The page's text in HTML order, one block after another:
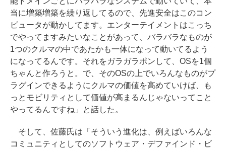
当に増築増築を繰り返してるので、先進安全はこのコン
ピュータが動かしてます。エンターテイメントはこっち
でやってますみたいなことがあって、バラバラなものが
1つのクルマの中であたかも一体になって動いてるよう
になってるんです。それをガラガラポンして、OSを1個
ちゃんと作ろうと。で、そのOSの上でいろんなものがプ
ラグインできるようにクルマの価値を高めていけば、も
っとモビリティとして価値が高まるんじゃないってこと
やってるんですね」と話した。
そして、佐藤氏は「そういう進化は、例えばいろんな
コミュニティとしてのソフトウェア・デファインド・ビ